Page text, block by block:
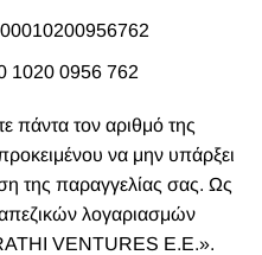
1020 0956 762
πάντα τον αριθμό της
να μην υπάρξει
της παραγγελίας σας. Ως
λογαριασμών
VENTURES E.E.».